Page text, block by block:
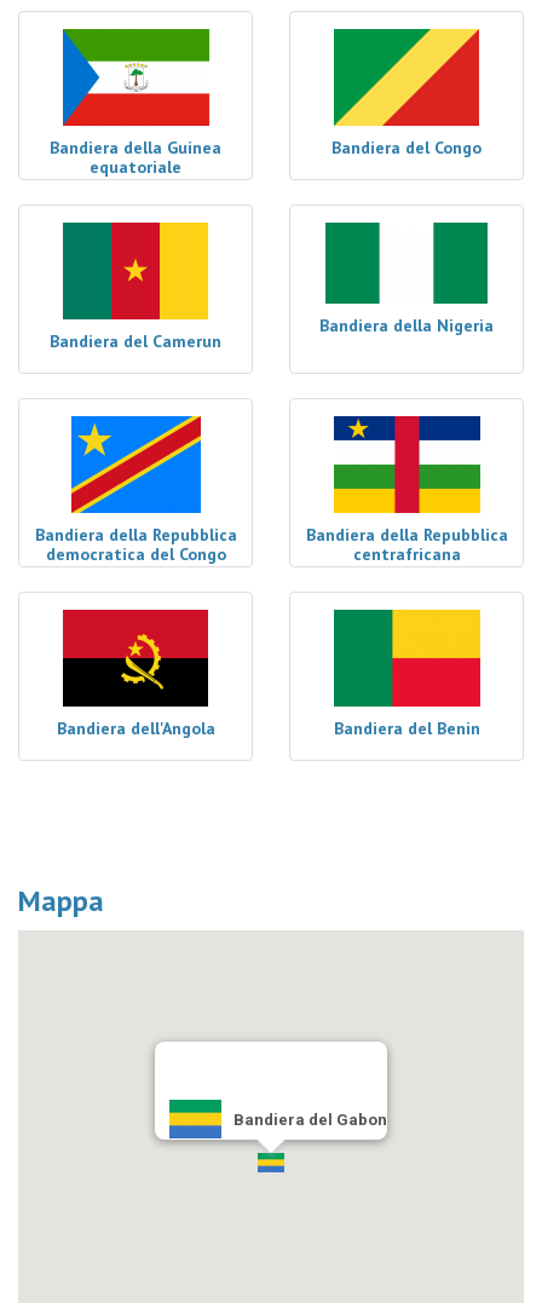
Bandiera della Guinea
equatoriale
Bandiera del Congo
Bandiera del Camerun
Bandiera della Nigeria
Bandiera della Repubblica
democratica del Congo
Bandiera della Repubblica
centrafricana
Bandiera dell'Angola Bandiera del Benin
Mappa
Bandiera del Gabon